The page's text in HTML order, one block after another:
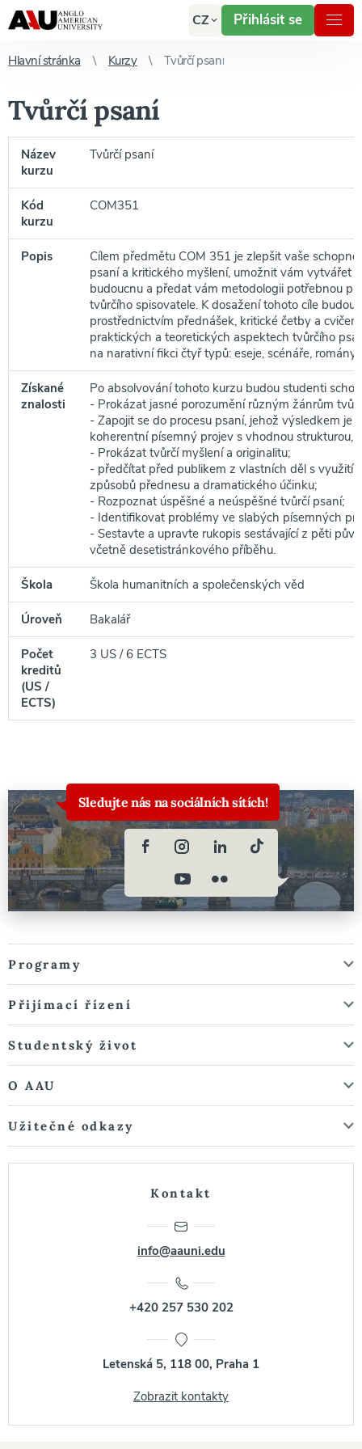
CZ Přihlásit se
Hlavní stránka Kurzy Tvůrčí psaní
Tvůrčí psaní
Název
kurzu
Tvůrčí psaní
Kód
kurzu
COM351
Popis
Cílem předmětu COM 351 je zlepšit vaše
psaní a kritického myšlení, umožnit vám vytvářet
budoucnu a předat vám metodologii potřebnou
tvůrčího spisovatele. K dosažení tohoto cíle budou
prostřednictvím přednášek, kritické četby a
praktických a teoretických aspektech tvůrčího
na narativní fikci čtyř typů: eseje, scénáře, romány
Získané
znalosti
Po absolvování tohoto kurzu budou studenti
- Prokázat jasné porozumění různým žánrům
- Zapojit se do procesu psaní, jehož výsledkem je
koherentní písemný projev s vhodnou strukturou,
- Prokázat tvůrčí myšlení a originalitu;
- předčítat před publikem z vlastních děl s
způsobů přednesu a dramatického účinku;
- Rozpoznat úspěšné a neúspěšné tvůrčí psaní;
- Identifikovat problémy ve slabých písemných
- Sestavte a upravte rukopis sestávající z pěti
včetně desetistránkového příběhu.
Škola Škola humanitních a společenských věd
Úroveň Bakalář
Počet
kreditů
(US /
ECTS)
3 US / 6 ECTS
Sledujte nás na sociálních sítích!
Programy
Přijímací řízení
Studentský život
O AAU
Užitečné odkazy
Kontakt
info@aauni.edu
+420 257 530 202
Letenská 5, 118 00, Praha 1
Zobrazit kontakty